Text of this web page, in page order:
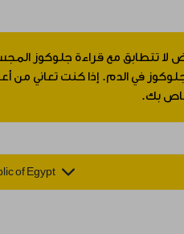
لا تتطابق مع قراءة جلوكوز
في الدم. إذا كنت تعاني من
بك.
of Egypt